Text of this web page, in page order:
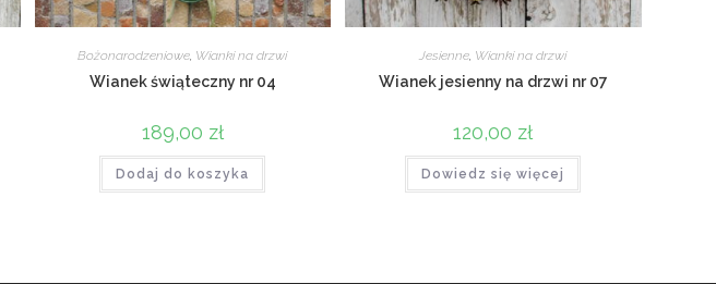
Bożonarodzeniowe, Wianki na drzwi
Wianek świąteczny nr 04
189,00 zł
Dodaj do koszyka
Jesienne, Wianki na drzwi
Wianek jesienny na drzwi nr 07
120,00 zł
Dowiedz się więcej